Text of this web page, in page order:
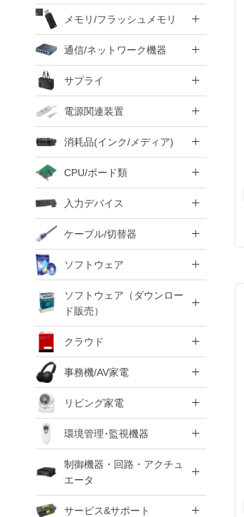
メモリ/フラッシュメモリ
通信/ネットワーク機器
サプライ
電源関連装置
消耗品(インク/メディア)
CPU/ボード類
入力デバイス
ケーブル/切替器
ソフトウェア
ソフトウェア（ダウンロー
ド販売）
クラウド
事務機/AV家電
リビング家電
環境管理･監視機器
制御機器・回路・アクチュ
エータ
サービス&サポート